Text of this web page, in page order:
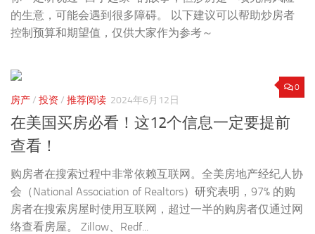
的生意，可能会遇到很多障碍。 以下建议可以帮助炒房者
控制预算和期望值，仅供大家作为参考～
0
房产/ 投资 / 推荐阅读 2024年6月12日
在美国买房必看！这12个信息一定要提前
查看！
购房者在搜索过程中非常依赖互联网。全美房地产经纪人协
会（National Association of Realtors）研究表明，97% 的购
房者在搜索房屋时使用互联网，超过一半的购房者仅通过网
络查看房屋。 Zillow、Redf...